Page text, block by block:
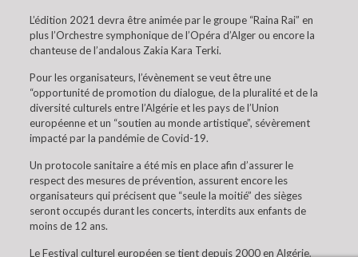
L’édition 2021 devra être animée par le groupe “Raina Rai” en
plus l’Orchestre symphonique de l’Opéra d’Alger ou encore la
chanteuse de l’andalous Zakia Kara Terki.
Pour les organisateurs, l’évènement se veut être une
“opportunité de promotion du dialogue, de la pluralité et de la
diversité culturels entre l’Algérie et les pays de l’Union
européenne et un “soutien au monde artistique”, sévèrement
impacté par la pandémie de Covid-19.
Un protocole sanitaire a été mis en place afin d’assurer le
respect des mesures de prévention, assurent encore les
organisateurs qui précisent que “seule la moitié” des sièges
seront occupés durant les concerts, interdits aux enfants de
moins de 12 ans.
Le Festival culturel européen se tient depuis 2000 en Algérie,